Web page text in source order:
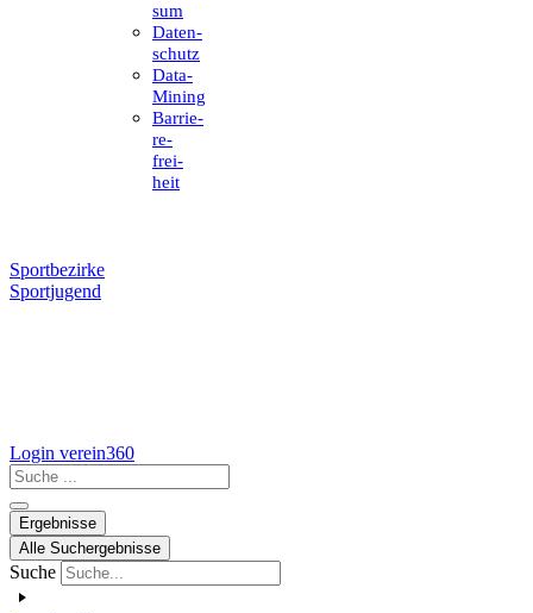
sum
Daten­
schutz
Data-
Mining
Barrie­
re­
frei­
heit
Sportbezirke
Sportjugend
Login verein360
Search
...
Ergebnisse
Alle Suchergebnisse
Suche